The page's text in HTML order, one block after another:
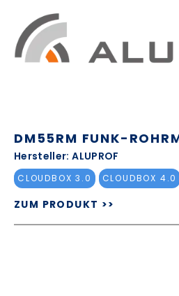
DM55RM FUNK-
Hersteller: ALUPROF
CLOUDBOX 3.0 CLOUDBOX 4.0
ZUM PRODUKT >>